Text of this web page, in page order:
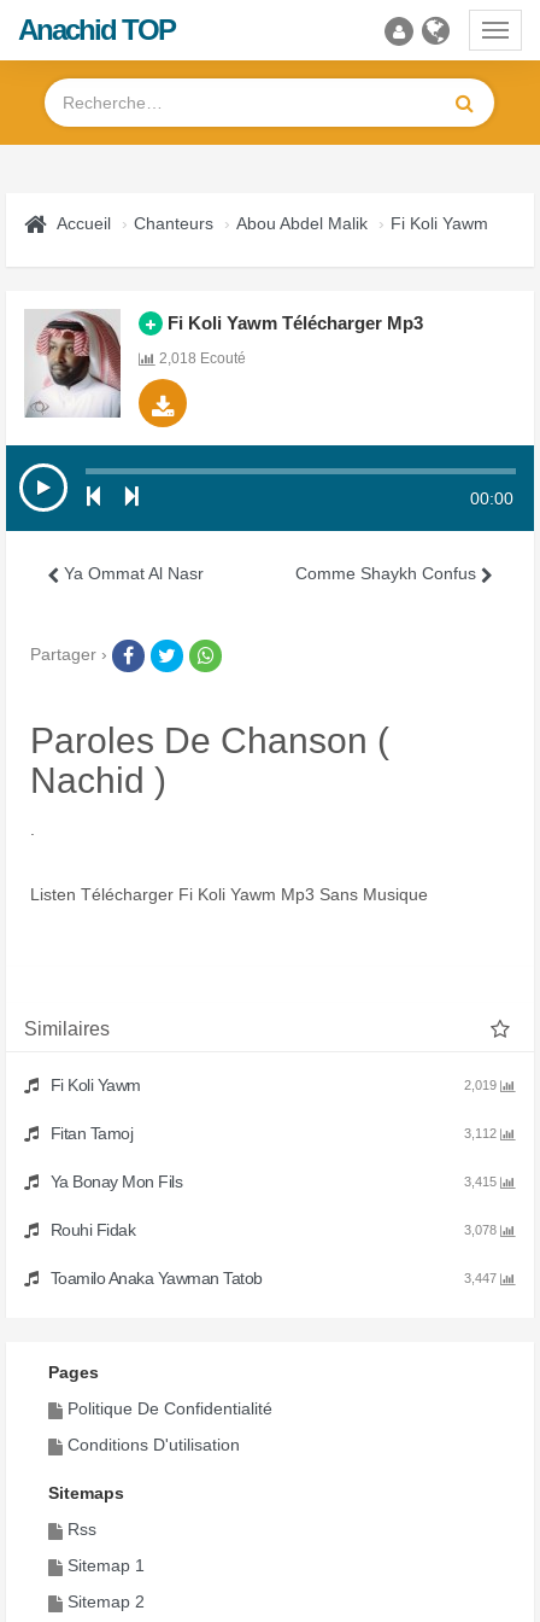
Anachid TOP
Accueil Chanteurs Abou Abdel Malik Fi Koli Yawm
Fi Koli Yawm Télécharger Mp3
2,018 Ecouté
00:00
Ya Ommat Al Nasr
Partager ›
Paroles De Chanson (
Nachid )
.
Listen Télécharger Fi Koli Yawm Mp3 Sans Musique
Similaires
Fi Koli Yawm 2,019
Fitan Tamoj 3,112
Ya Bonay Mon Fils 3,415
Rouhi Fidak 3,078
Toamilo Anaka Yawman Tatob 3,447
Pages
Politique De Confidentialité
Conditions D'utilisation
Sitemaps
Rss
Sitemap 1
Sitemap 2